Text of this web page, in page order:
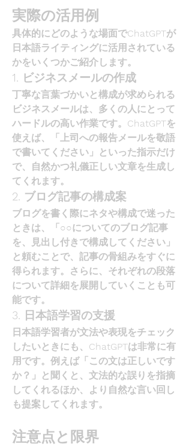
実際の活用例
具体的にどのような場面でChatGPTが
日本語ライティングに活用されている
かをいくつかご紹介します。
1. ビジネスメールの作成
丁寧な言葉づかいと構成が求められる
ビジネスメールは、多くの人にとって
ハードルの高い作業です。ChatGPTを
使えば、「上司への報告メールを敬語
で書いてください」といった指示だけ
で、自然かつ礼儀正しい文章を生成し
てくれます。
2. ブログ記事の構成案
ブログを書く際にネタや構成で迷った
ときは、「○○についてのブログ記事
を、見出し付きで構成してください」
と頼むことで、記事の骨組みをすぐに
得られます。さらに、それぞれの段落
について詳細を展開していくことも可
能です。
3. 日本語学習の支援
日本語学習者が文法や表現をチェック
したいときにも、ChatGPTは非常に有
用です。例えば「この文は正しいです
か？」と聞くと、文法的な誤りを指摘
してくれるほか、より自然な言い回し
も提案してくれます。
注意点と限界